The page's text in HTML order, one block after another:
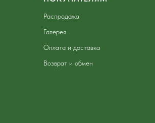
Распродажа
Галерея
Оплата и доставка
Возврат и обмен